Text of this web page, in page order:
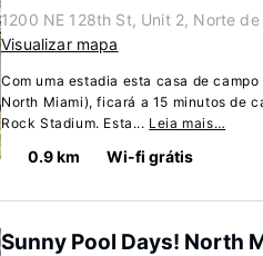
1200 NE 128th St, Unit 2, Norte
Visualizar mapa
Com uma estadia esta casa de
North Miami), ficará a 15 minutos de
Rock Stadium. Esta... Leia mais…
0.9 km Wi-fi grátis
Sunny Pool Days! North